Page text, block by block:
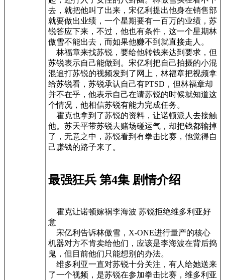
去，就把他叫了出来，宋亿利提出他身在销售部
就要做出业绩，一个星期要有一百万的业绩，苏
锐答应下来，不过，他也有条件，这一个星期林
傲雪不能出去，而如果他赚不到就直接走人。
林福章来找苏锐，要给他转钱来达到要求，但
苏锐表示自己能做到。宋亿利把自己拍摄的小混
混追打苏锐的视频发到了网上，林福章把视频拿
给苏锐看，苏锐承认自己有PTSD，但林福章却
并不在乎，他表示自己在请苏锐的时候就知道这
个情况，他相信苏锐有能力完成任务。
霍克也拿到了苏锐的资料，让诺顿派人去接触
他。苏天平带苏锐去赌场碰运气，却把钱都输掉
了，无意之中，苏锐看到有拳击比赛，他觉得自
己赚钱的路子来了。
最强狂兵 第4集 剧情介绍
霍克让诺顿嫁祸李海波 苏锐拒绝维多利亚好
意
宋亿利告诉林傲雪，X-ONE进行量产的核心
机器对方不肯卖给他们，应该是李海波在背后捣
鬼，但目前他们只能想别的办法。
维多利亚一直对苏锐十分关注，有人给她送来
了一个视频，是苏锐在参加拳击比赛，维多利亚